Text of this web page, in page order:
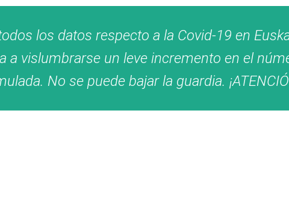
los datos respecto a la Covid-19 en
a vislumbrarse un leve incremento en el
No se puede bajar la guardia.